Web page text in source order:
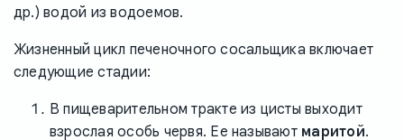
др.) водой из водоемов.
Жизненный цикл печеночного сосальщика включает
следующие стадии:
В пищеварительном тракте из цисты выходит
взрослая особь червя. Ее называют маритой.